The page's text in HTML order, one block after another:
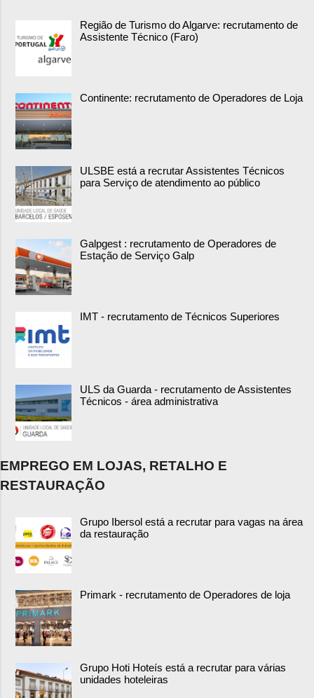
Região de Turismo do Algarve: recrutamento de
Assistente Técnico (Faro)
Continente: recrutamento de Operadores de Loja
ULSBE está a recrutar Assistentes Técnicos
para Serviço de atendimento ao público
Galpgest : recrutamento de Operadores de
Estação de Serviço Galp
IMT - recrutamento de Técnicos Superiores
ULS da Guarda - recrutamento de Assistentes
Técnicos - área administrativa
EMPREGO EM LOJAS, RETALHO E
RESTAURAÇÃO
Grupo Ibersol está a recrutar para vagas na área
da restauração
Primark - recrutamento de Operadores de loja
Grupo Hoti Hoteís está a recrutar para várias
unidades hoteleiras